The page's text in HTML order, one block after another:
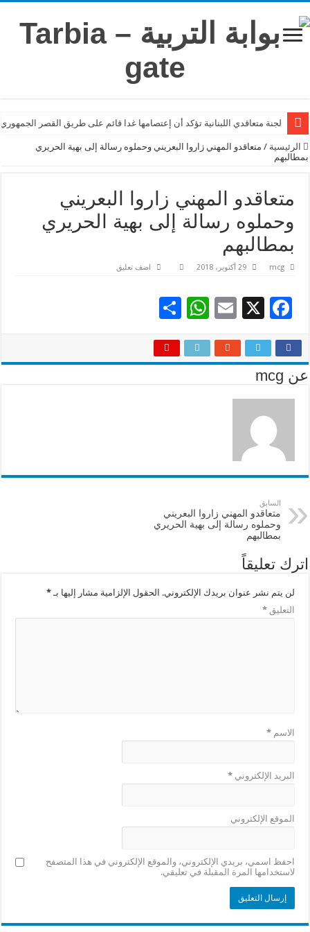
لجنة متعاقدي اللبنانية تؤكد أن إعتصامها غدا قائم على طريق القصر الجمهوري
الرئيسية / متعاقدو المهني زاروا البعريني وحملوه رسالة إلى بهية الحريري
بمطالبهم
متعاقدو المهني زاروا البعريني
وحملوه رسالة إلى بهية الحريري
بمطالبهم
mcg 29 أكتوبر، 2018 اضف تعليق
F
e
b
o
o
k
X
E
ai
W
at
ar
عن mcg
السابق
متعاقدو المهني زاروا البعريني
وحملوه رسالة إلى بهية الحريري
بمطالبهم
اترك تعليقاً
لن يتم نشر عنوان بريدك الإلكتروني. الحقول الإلزامية مشار إليها بـ*
التعليق*
الاسم*
البريد الإلكتروني*
الموقع الإلكتروني
احفظ اسمي، بريدي الإلكتروني، والموقع الإلكتروني في هذا المتصفح
لاستخدامها المرة المقبلة في تعليقي.